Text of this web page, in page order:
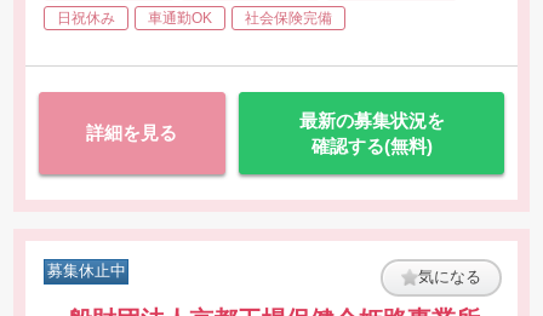
日祝休み
車通勤OK 社会保険完備
詳細を見る
最新の募集状況を
確認する(無料)
募集休止中 気になる